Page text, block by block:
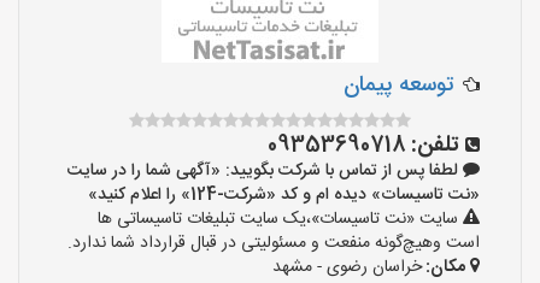
توسعه پیمان
تلفن: 09353690718
لطفا پس از تماس با شرکت بگویید: «آگهی شما را در سایت
«نت تاسیسات» دیده ام و کد «شرکت-124» را اعلام کنید»
سایت «نت تاسیسات»،یک سایت تبلیغات تاسیساتی ها
است وهیچ‌گونه منفعت و مسئولیتی در قبال قرارداد شما ندارد.
مکان:خراسان رضوی - مشهد